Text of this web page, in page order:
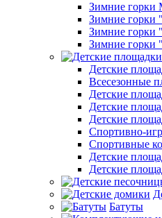
Зимние горки
Зимние горки
Зимние горки
Зимние горки
Детские
Всесезонные
Детские
Детские
Детские
Спортивно-
Спортивные
Детские
Детские
Батуты